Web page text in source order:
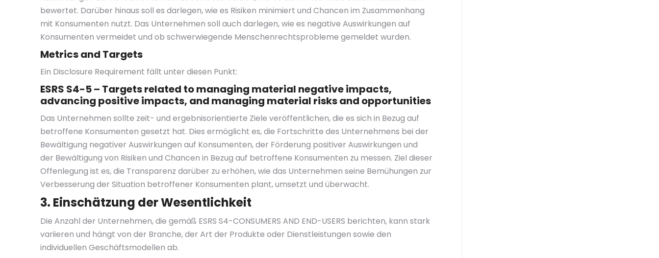
bewertet. Darüber hinaus soll es darlegen, wie es Risiken minimiert und Chancen im Zusammenhang
mit Konsumenten nutzt. Das Unternehmen soll auch darlegen, wie es negative Auswirkungen auf
Konsumenten vermeidet und ob schwerwiegende Menschenrechtsprobleme gemeldet wurden.
Metrics and Targets
Ein Disclosure Requirement fällt unter diesen Punkt:
ESRS S4-5 – Targets related to managing material negative impacts,
advancing positive impacts, and managing material risks and opportunities
Das Unternehmen sollte zeit- und ergebnisorientierte Ziele veröffentlichen, die es sich in Bezug auf
betroffene Konsumenten gesetzt hat. Dies ermöglicht es, die Fortschritte des Unternehmens bei der
Bewältigung negativer Auswirkungen auf Konsumenten, der Förderung positiver Auswirkungen und
der Bewältigung von Risiken und Chancen in Bezug auf betroffene Konsumenten zu messen. Ziel dieser
Offenlegung ist es, die Transparenz darüber zu erhöhen, wie das Unternehmen seine Bemühungen zur
Verbesserung der Situation betroffener Konsumenten plant, umsetzt und überwacht.
3. Einschätzung der Wesentlichkeit
Die Anzahl der Unternehmen, die gemäß ESRS S4-CONSUMERS AND END-USERS berichten, kann stark
variieren und hängt von der Branche, der Art der Produkte oder Dienstleistungen sowie den
individuellen Geschäftsmodellen ab.